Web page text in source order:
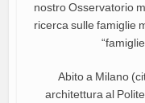
nostro Osservatorio
ricerca sulle famiglie
Abito a Milano
architettura al